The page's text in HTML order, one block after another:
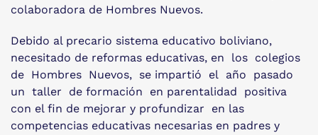
colaboradora de Hombres Nuevos.
Debido al precario sistema educativo boliviano,
necesitado de reformas educativas, en los colegios
de Hombres Nuevos, se impartió el año pasado
un taller de formación en parentalidad positiva
con el fin de mejorar y profundizar en las
competencias educativas necesarias en padres y